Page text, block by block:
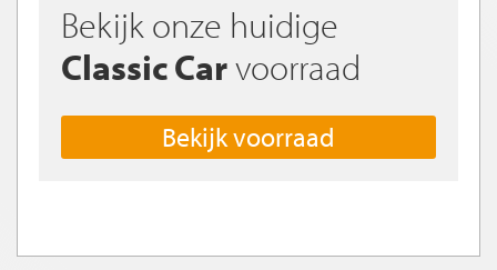
Bekijk onze huidige
Classic Carvoorraad
Bekijk voorraad